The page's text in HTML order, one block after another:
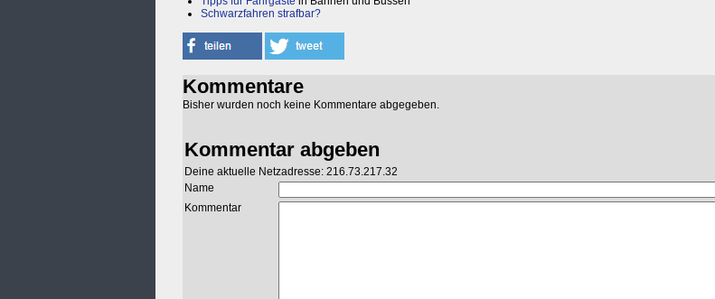
Schwarzfahren strafbar?
Kommentare
Bisher wurden noch keine Kommentare abgegeben.
Kommentar abgeben
Deine aktuelle Netzadresse: 216.73.217.32
Name
Kommentar